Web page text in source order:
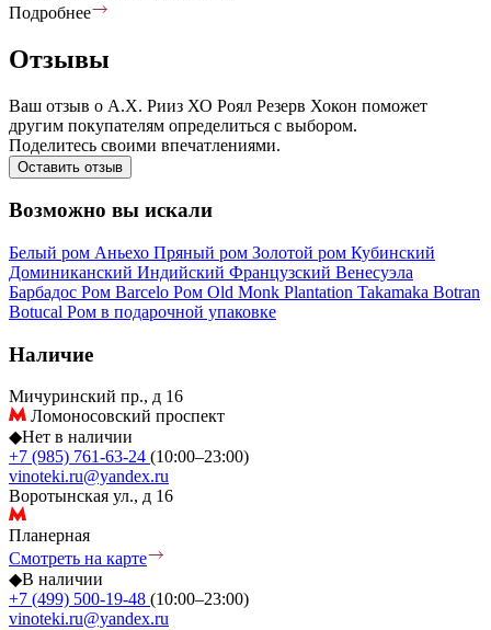
Подробнее
Отзывы
Ваш отзыв о А.Х. Рииз ХО Роял Резерв Хокон поможет
другим покупателям определиться с выбором.
Поделитесь своими впечатлениями.
Оставить отзыв
Возможно вы искали
Белый ром Аньехо Пряный ром Золотой ром Кубинский
Доминиканский Индийский Французский Венесуэла
Барбадос Ром Barcelo Ром Old Monk Plantation Takamaka Botran
Botucal Ром в подарочной упаковке
Наличие
Мичуринский пр., д 16
Ломоносовский проспект
◆Нет в наличии
+7 (985) 761-63-24 (10:00–23:00)
vinoteki.ru@yandex.ru
Воротынская ул., д 16
Планерная
Смотреть на карте
◆В наличии
+7 (499) 500-19-48 (10:00–23:00)
vinoteki.ru@yandex.ru